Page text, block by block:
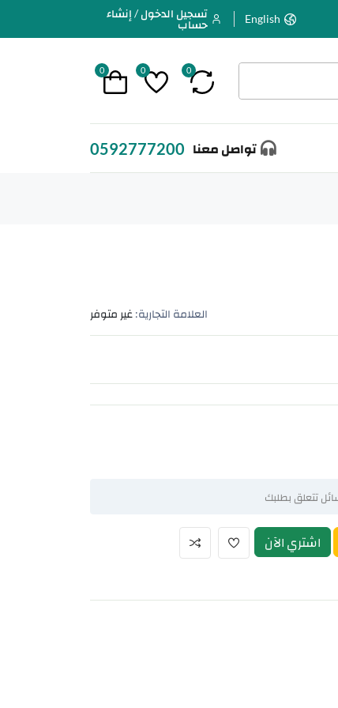
English
تسجيل الدخول / إنشاء
حساب
0
0
0
تواصل معنا 0592777200
العلامة التجارية: غير متوفر
اشتري الآن